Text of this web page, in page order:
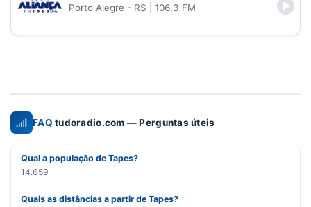
Porto Alegre - RS | 106.3 FM
FAQ tudoradio.com — Perguntas úteis
Qual a população de Tapes?
14.659
Quais as distâncias a partir de Tapes?